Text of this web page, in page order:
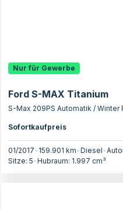
Nur für Gewerbe
Ford S-MAX Titanium
S-Max 209PS Automatik / Winter
Sofortkaufpreis
01/2017• 159.901 km•Diesel•
Sitze: 5•Hubraum: 1.997 cm³